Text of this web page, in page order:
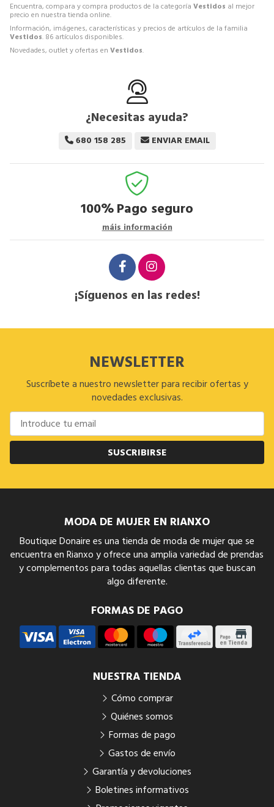
Encuentra, compara y compra productos de la categoría Vestidos al mejor
precio en nuestra tienda online.
Información, imágenes, características y precios de artículos de la familia
Vestidos. 86 artículos disponibles.
Novedades, outlet y ofertas en Vestidos.
¿Necesitas ayuda?
680 158 285 ENVIAR EMAIL
100%Pago seguro
máis información
¡Síguenos en las redes!
NEWSLETTER
Suscríbete a nuestro newsletter para recibir ofertas y
novedades exclusivas.
SUSCRIBIRSE
MODA DE MUJER EN RIANXO
Boutique Donaire es una tienda de moda de mujer que se
encuentra en Rianxo y ofrece una amplia variedad de prendas
y complementos para todas aquellas clientas que buscan
algo diferente.
FORMAS DE PAGO
NUESTRA TIENDA
Cómo comprar
Quiénes somos
Formas de pago
Gastos de envío
Garantía y devoluciones
Boletines informativos